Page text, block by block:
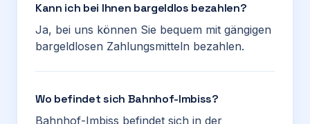
Kann ich bei Ihnen bargeldlos bezahlen?
Ja, bei uns können Sie bequem mit gängigen
bargeldlosen Zahlungsmitteln bezahlen.
Wo befindet sich Bahnhof-Imbiss?
Bahnhof-Imbiss befindet sich in der